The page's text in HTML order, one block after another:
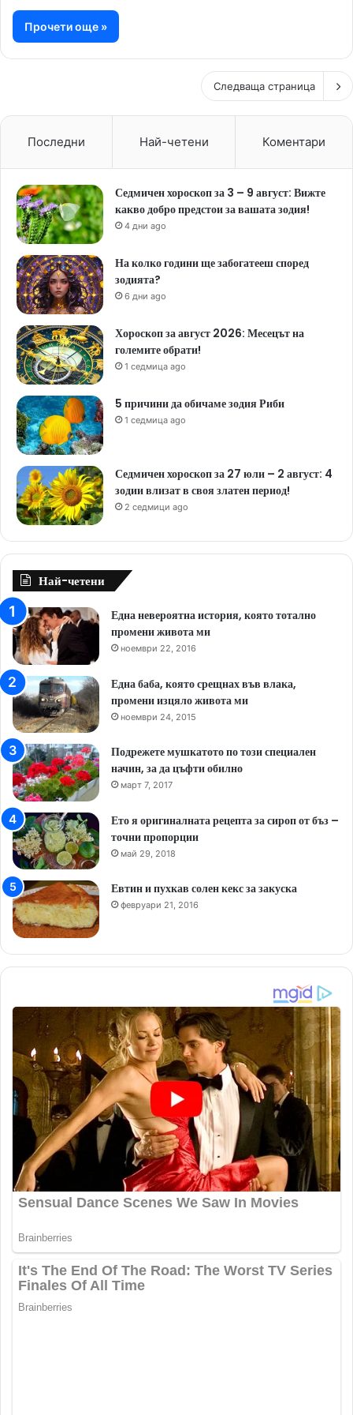
Прочети още »
Следваща страница
Последни Най-четени Коментари
Седмичен хороскоп за 3 – 9 август: Вижте
какво добро предстои за вашата зодия!
4 дни ago
На колко години ще забогатееш според
зодията?
6 дни ago
Хороскоп за август 2026: Месецът на
големите обрати!
1 седмица ago
5 причини да обичаме зодия Риби
1 седмица ago
Седмичен хороскоп за 27 юли – 2 август: 4
зодии влизат в своя златен период!
2 седмици ago
Най-четени
Една невероятна история, която тотално
промени живота ми
ноември 22, 2016
Една баба, която срещнах във влака,
промени изцяло живота ми
ноември 24, 2015
Подрежете мушкатото по този специален
начин, за да цъфти обилно
март 7, 2017
Ето я оригиналната рецепта за сироп от бъз –
точни пропорции
май 29, 2018
Евтин и пухкав солен кекс за закуска
февруари 21, 2016